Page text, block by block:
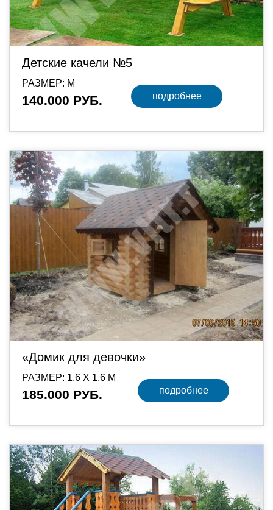
Детские качели №5
РАЗМЕР: М
140.000 РУБ. подробнее
«Домик для девочки»
РАЗМЕР: 1.6 Х 1.6 М
185.000 РУБ. подробнее